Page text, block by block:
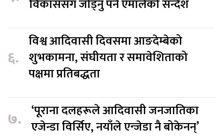
विकाससँग जोड्नु पर्ने एमालेको सन्देश
६.
विश्व आदिवासी दिवसमा आङदेम्बेको
शुभकामना, संघीयता र समावेशिताको
पक्षमा प्रतिबद्धता
७. ‘पूराना दलहरूले आदिवासी जनजातिका
एजेन्डा विर्सिए, नयाँले एन्जेडा नै बोकेनन्’